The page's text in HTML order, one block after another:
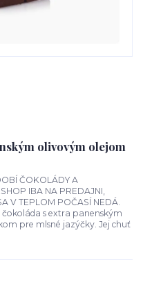
olivovým olejom
ČOKOLÁDY A
IBA NA PREDAJNI,
V TEPLOM POČASÍ NEDÁ.
čokoláda s extra panenským
pre mlsné jazýčky. Jej chuť